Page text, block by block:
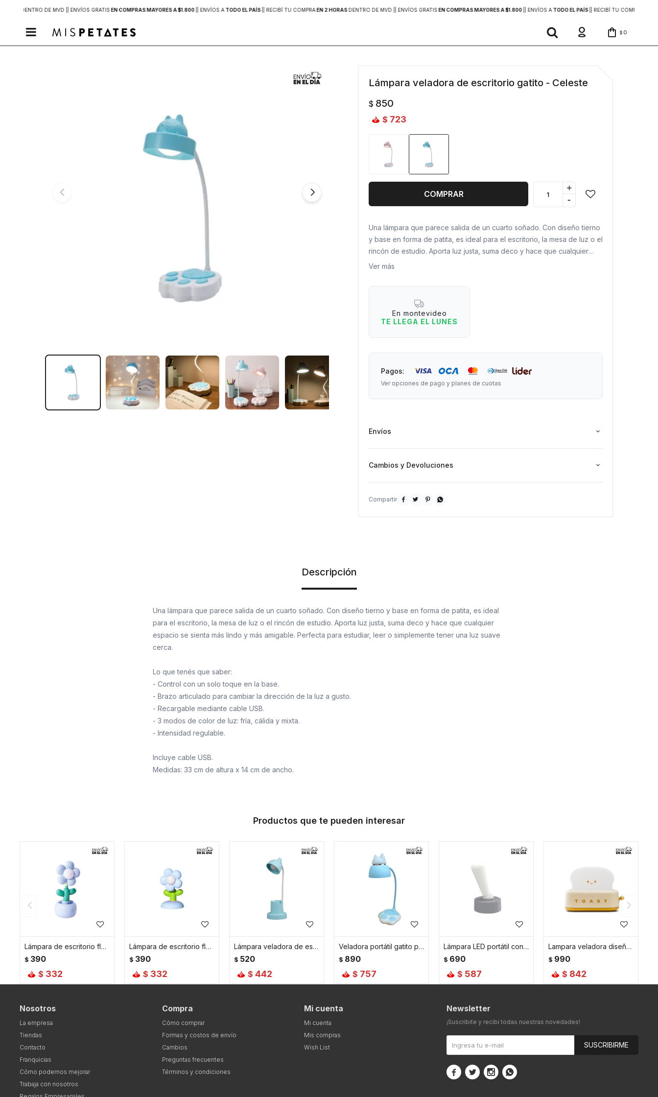
DENTRO DE MVD | | ENVÍOS GRATISEN COMPRAS MAYORES A $1.800 | ENVÍOS A TODO EL PAÍS | RECIBÍ TU COMPRAEN 2 HORASDENTRO DE MVD | | ENVÍOS GRATISEN COMPRAS MAYORES A $1.800 | ENVÍOS A TODO EL PAÍS | RECIBÍ TU COMPRA
 $ 0
Lámpara veladora de escritorio gatito - Celeste
$ 850
$ 723
COMPRAR
+
-
Una lámpara que parece salida de un cuarto soñado. Con diseño tierno
y base en forma de patita, es ideal para el escritorio, la mesa de luz o el
rincón de estudio. Aporta luz justa, suma deco y hace que cualquier
espacio se sienta más lindo y más amigable. Perfecta para estudiar, leer
Lo que tenés que saber:
- Control con un solo toque en la base.
- Brazo articulado para cambiar la dirección de la luz a gusto.
- Intensidad regulable.
Incluye cable USB.
Ver más
En montevideo
TE LLEGA EL LUNES
Pagos:
Ver opciones de pago y planes de cuotas
Envíos
Cambios y Devoluciones
   
Descripción
Una lámpara que parece salida de un cuarto soñado. Con diseño tierno y base en forma de patita, es ideal
para el escritorio, la mesa de luz o el rincón de estudio. Aporta luz justa, suma deco y hace que cualquier
espacio se sienta más lindo y más amigable. Perfecta para estudiar, leer o simplemente tener una luz suave
cerca.
Lo que tenés que saber:
- Control con un solo toque en la base.
- Brazo articulado para cambiar la dirección de la luz a gusto.
- Recargable mediante cable USB.
- 3 modos de color de luz: fría, cálida y mixta.
- Intensidad regulable.
Incluye cable USB.
Medidas: 33 cm de altura x 14 cm de ancho.
Productos que te pueden interesar
Lámpara de escritorio flor Grande - Celeste
$ 390
$ 332
Lámpara de escritorio flor chica - Celeste
$ 390
$ 332
Lámpara veladora de escritorio con portalápices - Celeste
$ 520
$ 442
Veladora portátil gatito para escritorio - Celeste
$ 890
$ 757
Lámpara LED portátil con base tipo interruptor ON-OFF - Gris
$ 690
$ 587
Lampara veladora diseño de tostadora - Amarillo
$ 990
$ 842
Nosotros
La empresa
Tiendas
Contacto
Franquicias
Cómo podemos mejorar
Trabaja con nosotros
Compra
Cómo comprar
Formas y costos de envío
Cambios
Preguntas frecuentes
Términos y condiciones
Mi cuenta
Mi cuenta
Mis compras
Wish List
Newsletter
¡Suscribite y recibí todas nuestras novedades!
SUSCRIBIRME
   